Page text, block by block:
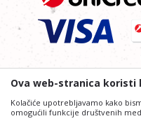
Reklamacije
Plaćanje platnim karticama
Ova web-stranica koristi
Kolačiće upotrebljavamo kako
omogućili funkcije društvenih